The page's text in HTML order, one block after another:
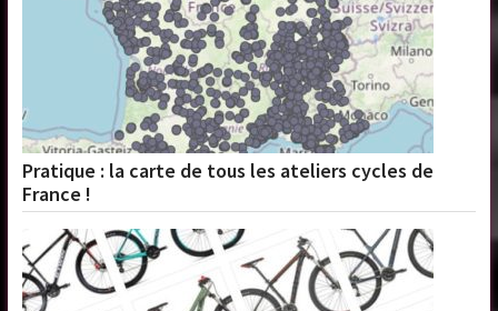
Pratique : la carte de tous les ateliers cycles de
France !